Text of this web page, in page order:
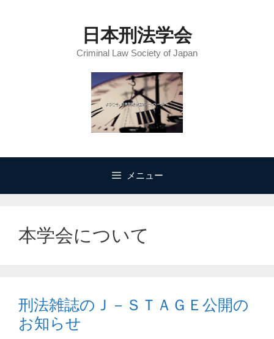
日本刑法学会
Criminal Law Society of Japan
メニュー
本学会について
刑法雑誌のＪ－ＳＴＡＧＥ公開の
お知らせ